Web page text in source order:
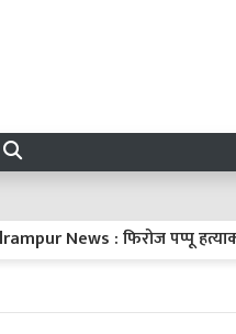
News : फिरोज पप्पू हत्याकांड में